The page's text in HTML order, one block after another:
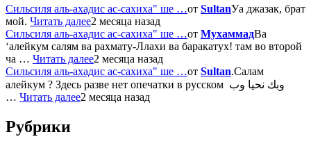
Сильсиля аль-ахадис ас-сахиха" ше …от SultanУа джазак, брат
мой. Читать далее2 месяца назад
Сильсиля аль-ахадис ас-сахиха" ше …от МухаммадВа
‘алейкум салям ва рахмату-Ллахи ва баракатух! там во второй
ча … Читать далее2 месяца назад
Сильсиля аль-ахадис ас-сахиха" ше …от Sultan.Салам
алейкум ? Здесь разве нет опечатки в русском وبك نحيا وب
… Читать далее2 месяца назад
Рубрики